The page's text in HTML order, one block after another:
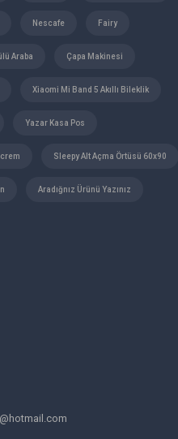
Nescafe Fairy
Araba Çapa Makinesi
Xiaomi Mi Band 5 Akıllı Bileklik
Yazar Kasa Pos
Sleepy Alt Açma Örtüsü 60x90
Aradığnız Ürünü Yazınız